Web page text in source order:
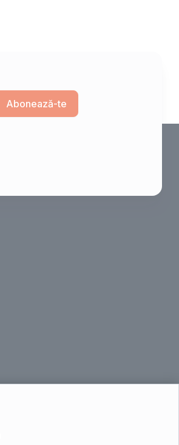
Abonează-te